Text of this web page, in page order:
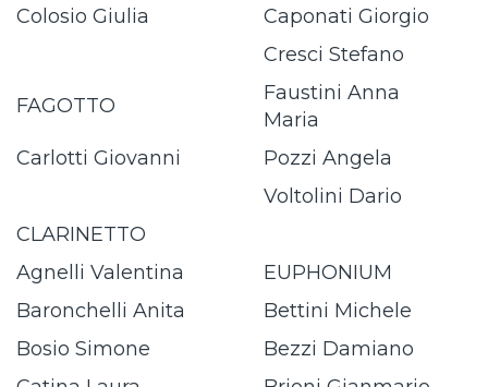
Colosio Giulia
Caponati Giorgio
Cresci Stefano
FAGOTTO
Faustini Anna
Maria
Carlotti Giovanni
Pozzi Angela
Voltolini Dario
CLARINETTO
Agnelli Valentina
EUPHONIUM
Baronchelli Anita
Bettini Michele
Bosio Simone
Bezzi Damiano